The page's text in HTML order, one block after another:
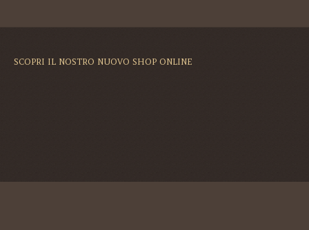
SCOPRI IL NOSTRO NUOVO SHOP ONLINE